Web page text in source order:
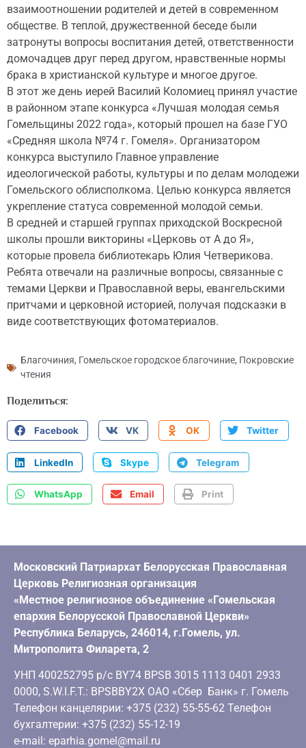
взаимоотношении родителей и детей в современном
обществе. В теплой, дружественной беседе были
затронуты вопросы воспитания детей, ответственности
домочадцев друг перед другом, нравственные нормы
брака в христианской культуре и многое другое.
В этот же день иерей Василий Коломиец принял участие
в районном этапе конкурса «Лучшая молодая семья
Гомельщины 2022 года», который прошел на базе ГУО
«Средняя школа №74 г. Гомеля». Организатором
конкурса выступило Главное управление
идеологической работы, культуры и по делам молодежи
Гомельского облисполкома. Целью конкурса является
укрепление статуса современной молодой семьи.
В средней и старшей группах приходской Воскресной
школы прошли викторины «Церковь от А до Я»,
которые провела библиотекарь Юлия Четверикова.
Ребята отвечали на различные вопросы, связанные с
темами Церкви и Православной веры, евангельскими
притчами и церковной историей, получая подсказки в
виде соответствующих фотоматериалов.
Благочиния, Гомельское городское благочиние, Покровские
чтения
Поделиться:
Facebook VK OK Twitter
LinkedIn Skype Telegram
WhatsApp Email Print
Московский Патриархат Белорусская Православная
Церковь Религиозная организация
«Местное религиозное объединение «Гомельская
епархия Белорусской Православной Церкви»
Республика Беларусь, 246014, г.Гомель, ул.
Митрополита Филарета, 2
УНП 400252795 р/с BY74 BPSB 3015 1113 0401 2933
0000, S.W.I.F.T.: BPSBBY2X ОАО «Сбер Банк» г. Гомель
Телефон канцелярии: +375 (232) 55-55-62 Телефон
бухгалтерии: +375 (232) 55-12-19
e-mail: eparhia.gomel@mail.ru